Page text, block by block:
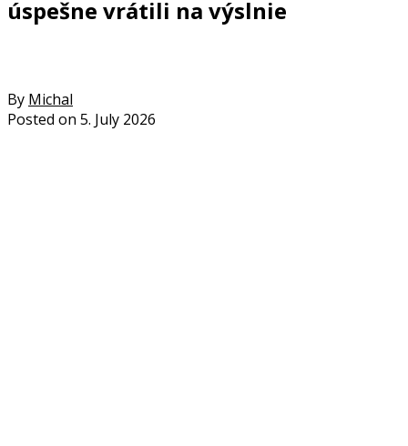
úspešne vrátili na výslnie
By Michal
Posted on 5. July 2026